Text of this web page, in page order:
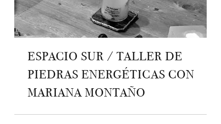
ESPACIO SUR / TALLER DE
PIEDRAS ENERGÉTICAS CON
MARIANA MONTAÑO